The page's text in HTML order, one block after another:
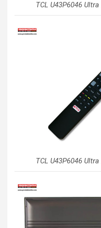
TCL U43P6046
TCL U43P6046